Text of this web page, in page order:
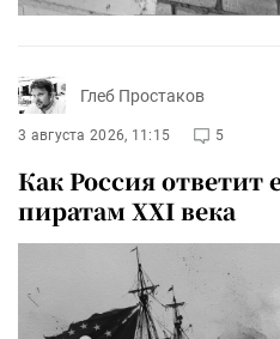
Глеб Простаков
3 августа 2026, 11:15 5
Как Россия ответит
пиратам XXI века